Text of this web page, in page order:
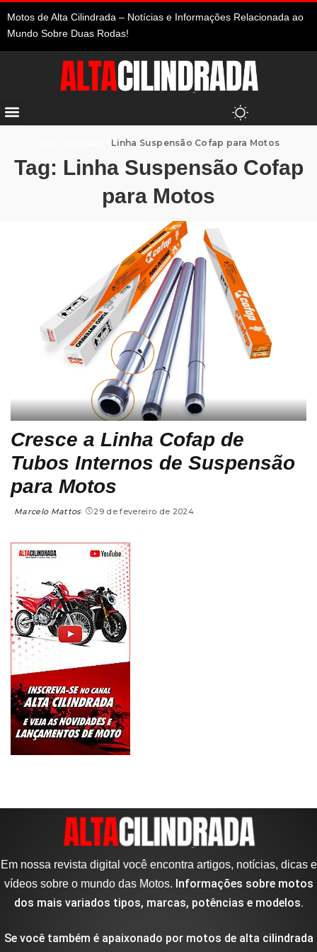
Motos de Alta Cilindrada – Notícias e Informações Relacionada ao
Mundo Sobre Duas Rodas!
Linha Suspensão Cofap para Motos
Tag: Linha Suspensão Cofap
para Motos
Cresce a Linha Cofap de
Tubos Internos de Suspensão
para Motos
Marcelo Mattos 29 de fevereiro de 2024
Em nossa revista digital você encontra artigos, notícias, dicas e
vídeos sobre o mundo das Motos. Informações sobre motos
dos mais variados tipos, marcas, potências e modelos.
Se você também é apaixonado por motos de alta cilindrada